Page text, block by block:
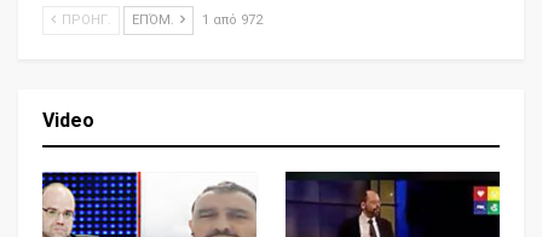
ΠΡΟΗΓ. ΕΠΌΜ. 1 από 972
Video